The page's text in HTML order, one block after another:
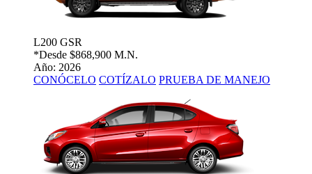
L200 GSR
*Desde $868,900 M.N.
Año: 2026
CONÓCELO COTÍZALO PRUEBA DE MANEJO